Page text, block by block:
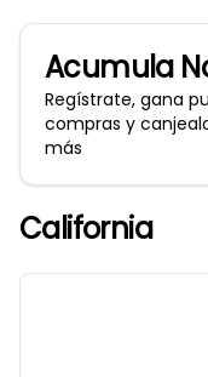
Acumula
Regístrate, gana
compras y
más
California